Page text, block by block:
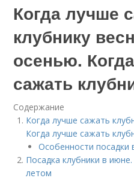
Когда лучше
клубнику
осенью.
сажать
Содержание
Когда лучше сажать
Когда лучше сажать
Особенности посадки
Посадка клубники в
летом